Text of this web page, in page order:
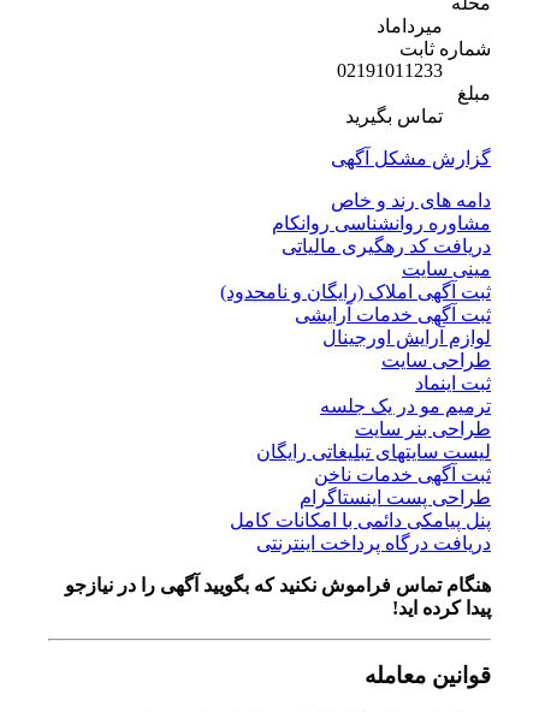
میرداماد
شماره ثابت
02191011233
تماس بگیرید
گزارش مشکل آگهی
دامه های رند و خاص
مشاوره روانشناسی روانکام
دریافت کد رهگیری مالیاتی
مینی سایت
ثبت آگهی املاک (رایگان و نامحدود)
ثبت آگهی خدمات آرایشی
لوازم آرایش اورجینال
طراحی سایت
ثبت اینماد
ترمیم مو در یک جلسه
طراحی بنر سایت
لیست سایتهای تبلیغاتی رایگان
ثبت آگهی خدمات ناخن
طراحی پست اینستاگرام
پنل پیامکی دائمی با امکانات کامل
دریافت درگاه پرداخت اینترنتی
هنگام تماس فراموش نکنید که بگویید آگهی را در نیازجو
پیدا کرده اید!
قوانین معامله